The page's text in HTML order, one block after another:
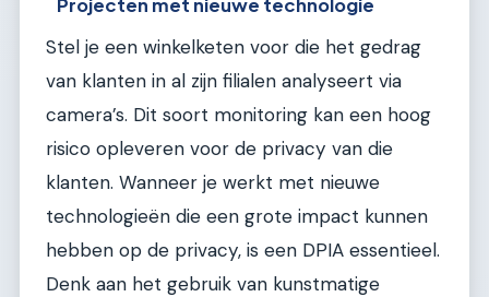
Stel je een winkelketen voor die het gedrag
van klanten in al zijn filialen analyseert via
camera’s. Dit soort monitoring kan een hoog
risico opleveren voor de privacy van die
klanten. Wanneer je werkt met nieuwe
technologieën die een grote impact kunnen
hebben op de privacy, is een DPIA essentieel.
Denk aan het gebruik van kunstmatige